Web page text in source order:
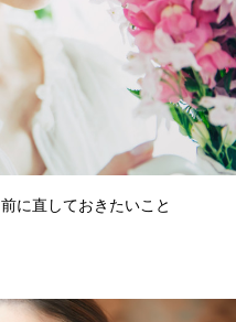
に直しておきたいこと